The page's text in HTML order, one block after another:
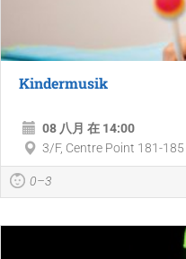
Kindermusik
08 八月 在 14:00
3/F, Centre Point 181-185
0–3